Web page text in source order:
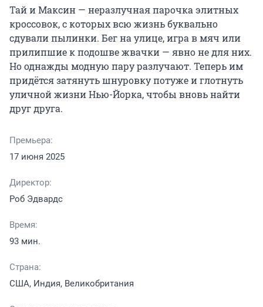
Тай и Максин — неразлучная парочка элитных
кроссовок, с которых всю жизнь буквально
сдували пылинки. Бег на улице, игра в мяч или
прилипшие к подошве жвачки — явно не для них.
Но однажды модную пару разлучают. Теперь им
придётся затянуть шнуровку потуже и глотнуть
уличной жизни Нью-Йорка, чтобы вновь найти
друг друга.
Премьера:
17 июня 2025
Директор:
Роб Эдвардс
Время:
93 мин.
Страна:
США, Индия, Великобритания